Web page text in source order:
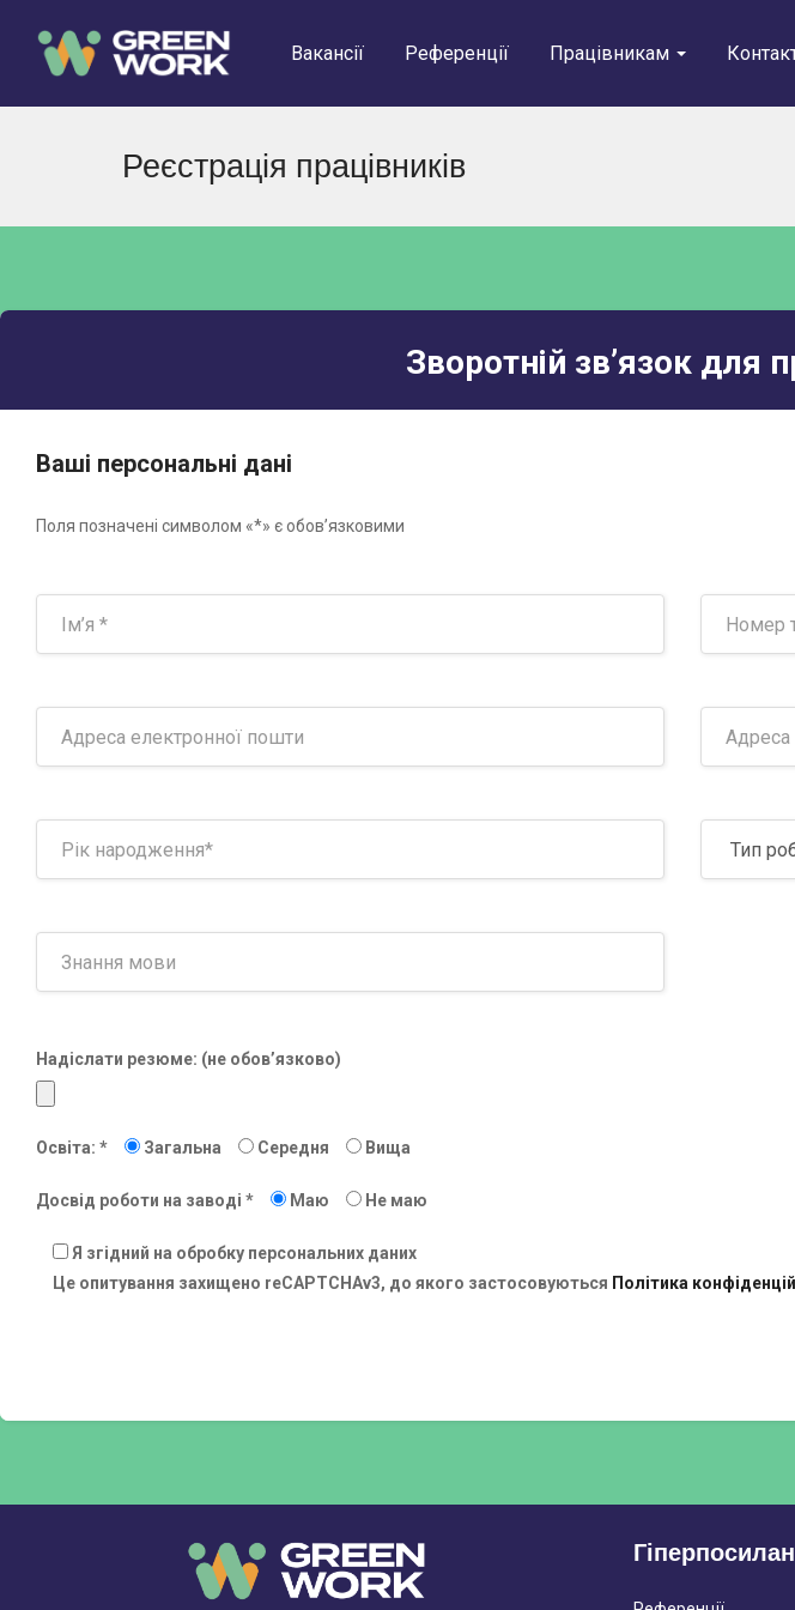
Вакансії Референції Працівникам
Реєстрація працівників
Зворотній зв’язок для
Ваші персональні дані
Поля позначені символом «*» є обов’язковими
Надіслати резюме: (не обов’язково)
Освіта: * Загальна Середня Вища
Досвід роботи на заводі * Маю Не маю
Я згідний на обробку персональних даних
Це опитування захищено reCAPTCHAv3, до якого застосовуються Політика